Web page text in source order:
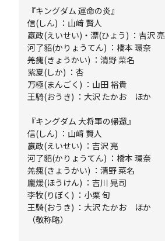
『キングダム 運命の炎』
信(しん) ：山﨑 賢人
嬴政(えいせい)・漂(ひょう) ：吉沢 亮
河了貂(かりょうてん) ：橋本 環奈
羌瘣(きょうかい) ：清野 菜名
紫夏(しか) ：杏
万極(まんごく) ：山田 裕貴
王騎(おうき) ：大沢 たかお ほか
『キングダム 大将軍の帰還』
信(しん) ：山﨑 賢人
嬴政(えいせい) ：吉沢 亮
河了貂(かりょうてん) ：橋本 環奈
羌瘣(きょうかい) ：清野 菜名
龐煖(ほうけん) ：吉川 晃司
李牧(りぼく) ：小栗 旬
王騎(おうき) ：大沢 たかお ほか
（敬称略）